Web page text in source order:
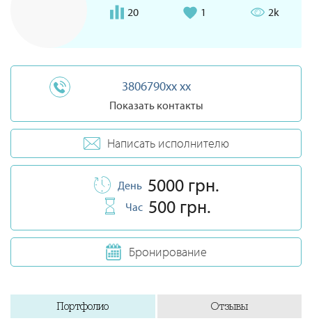
20
1 2k
3806790xx xx
Показать контакты
Написать исполнителю
День 5000 грн.
Час 500 грн.
Бронирование
Портфолио Отзывы